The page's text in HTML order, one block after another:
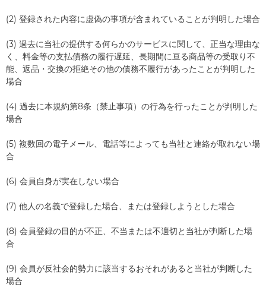
(2) 登録された内容に虚偽の事項が含まれていることが判明した場合
(3) 過去に当社の提供する何らかのサービスに関して、正当な理由な
く、料金等の支払債務の履行遅延、長期間に亘る商品等の受取り不
能、返品・交換の拒絶その他の債務不履行があったことが判明した
場合
(4) 過去に本規約第8条（禁止事項）の行為を行ったことが判明した
場合
(5) 複数回の電子メール、電話等によっても当社と連絡が取れない場
合
(6) 会員自身が実在しない場合
(7) 他人の名義で登録した場合、または登録しようとした場合
(8) 会員登録の目的が不正、不当または不適切と当社が判断した場
合
(9) 会員が反社会的勢力に該当するおそれがあると当社が判断した
場合